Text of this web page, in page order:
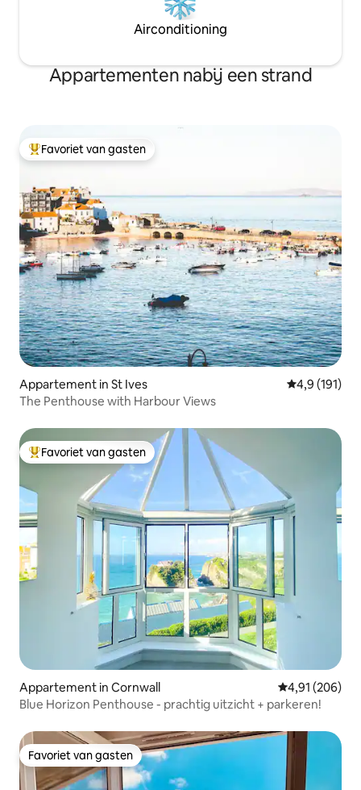
Airconditioning
Appartementen nabij een strand
Topfavoriet van gasten
Favoriet van gasten
Appartement in St Ives Gemiddelde
4,9 (191)
The Penthouse with Harbour Views
Topfavoriet van gasten
Favoriet van gasten
Appartement in Cornwall Gemiddelde
4,91 (206)
Blue Horizon Penthouse - prachtig uitzicht + parkeren!
Favoriet van gasten
Favoriet van gasten